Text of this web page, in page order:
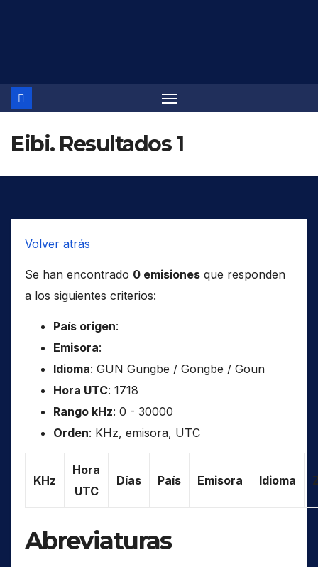
Eibi. Resultados 1
Volver atrás
Se han encontrado 0 emisiones que responden
a los siguientes criterios:
País origen:
Emisora:
Idioma: GUN Gungbe / Gongbe / Goun
Hora UTC: 1718
Rango kHz: 0 - 30000
Orden: KHz, emisora, UTC
KHz
Hora
UTC
Días País Emisora Idioma
Abreviaturas